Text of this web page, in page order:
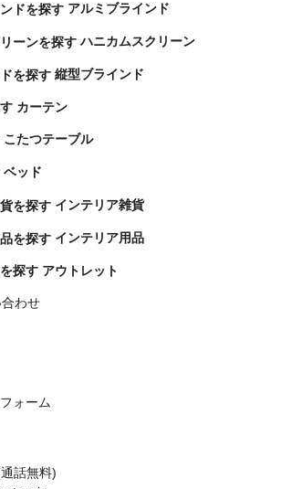
アルミブラインド
ハニカムスクリーン
縦型ブラインド
カーテン
こたつテーブル
ベッド
インテリア雑貨
インテリア用品
アウトレット
わせ
話無料)